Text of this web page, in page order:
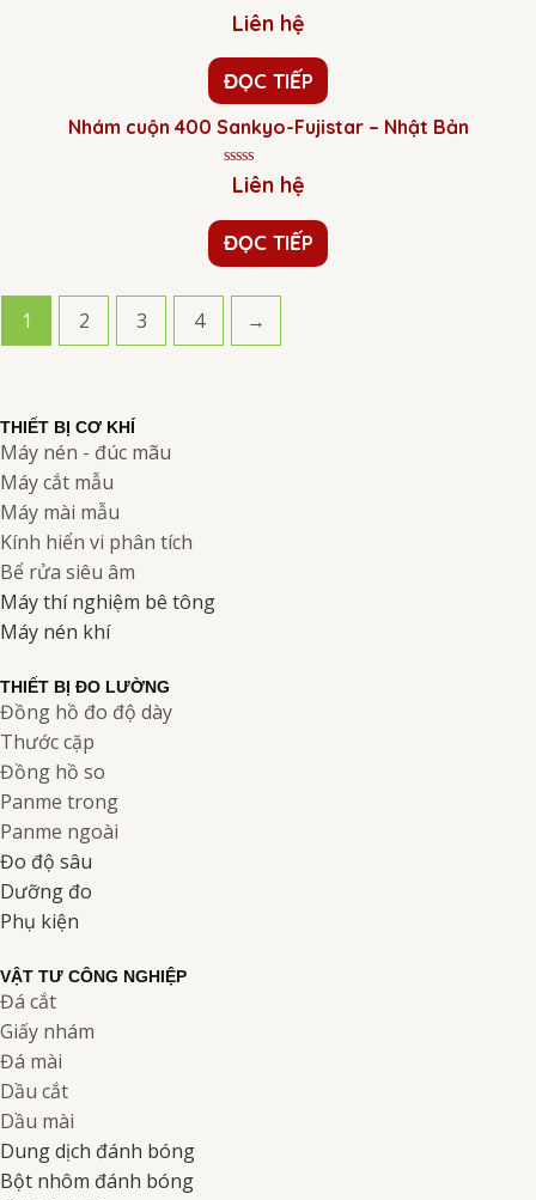
Được
xếp
5
sao
Liên hệ
ĐỌC TIẾP
Nhám cuộn 400 Sankyo-Fujistar – Nhật Bản
Được
xếp
0
5
sao
Liên hệ
ĐỌC TIẾP
1 2 3 4 →
THIẾT BỊ CƠ KHÍ
Máy nén - đúc mãu
Máy cắt mẫu
Máy mài mẫu
Kính hiển vi phân tích
Bể rửa siêu âm
Máy thí nghiệm bê tông
Máy nén khí
THIẾT BỊ ĐO LƯỜNG
Đồng hồ đo độ dày
Thước cặp
Đồng hồ so
Panme trong
Panme ngoài
Đo độ sâu
Dưỡng đo
Phụ kiện
VẬT TƯ CÔNG NGHIỆP
Đá cắt
Giấy nhám
Đá mài
Dầu cắt
Dầu mài
Dung dịch đánh bóng
Bột nhôm đánh bóng